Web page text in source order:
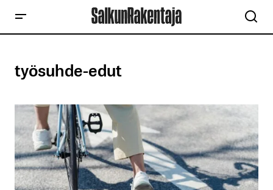
työsuhde-edut